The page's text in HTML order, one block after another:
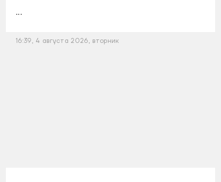
...
16:39, 4 августа 2026, вторник